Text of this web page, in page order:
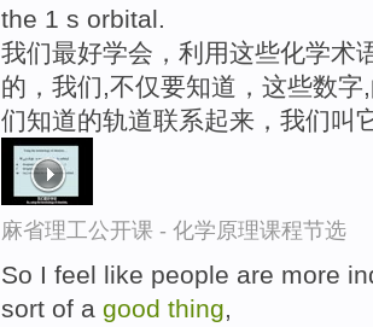
the 1 s orbital.
我们最好学会，利用这些化学术
的，我们,不仅要知道，这些数
们知道的轨道联系起来，我们叫
麻省理工公开课 - 化学原理课程节选
So I feel like people are more
sort of a good thing,